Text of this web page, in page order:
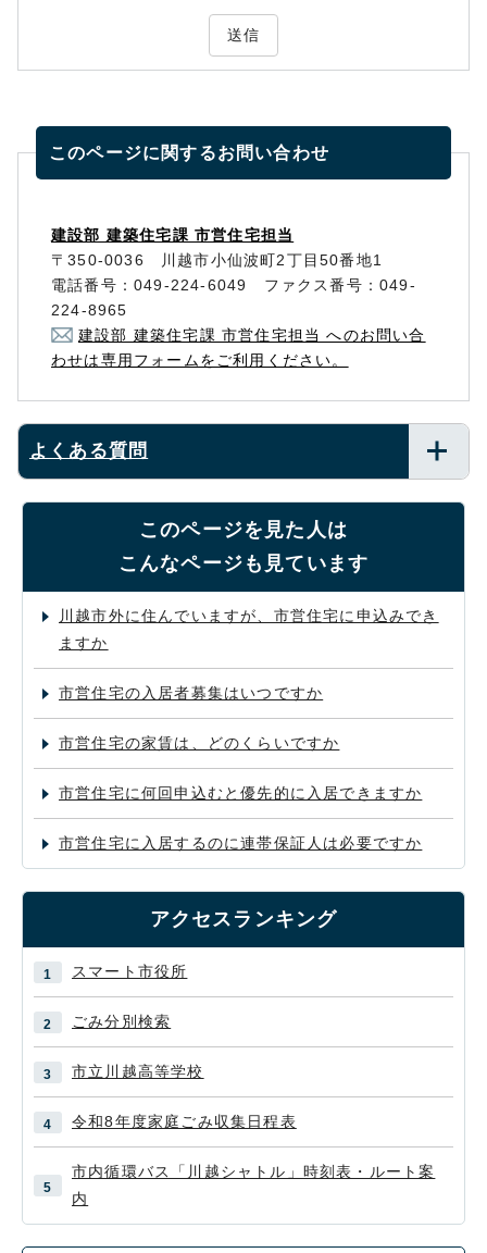
送信
このページに関するお問い合わせ
建設部 建築住宅課 市営住宅担当
〒350-0036 川越市小仙波町2丁目50番地1
電話番号：049-224-6049 ファクス番号：049-
224-8965
建設部 建築住宅課 市営住宅担当 へのお問い合
わせは専用フォームをご利用ください。
よくある質問
このページを見た人は
こんなページも見ています
川越市外に住んでいますが、市営住宅に申込みでき
ますか
市営住宅の入居者募集はいつですか
市営住宅の家賃は、どのくらいですか
市営住宅に何回申込むと優先的に入居できますか
市営住宅に入居するのに連帯保証人は必要ですか
アクセスランキング
スマート市役所
ごみ分別検索
市立川越高等学校
令和8年度家庭ごみ収集日程表
市内循環バス「川越シャトル」時刻表・ルート案
内